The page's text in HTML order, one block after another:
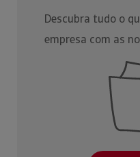
Descubra tudo o
empresa com as